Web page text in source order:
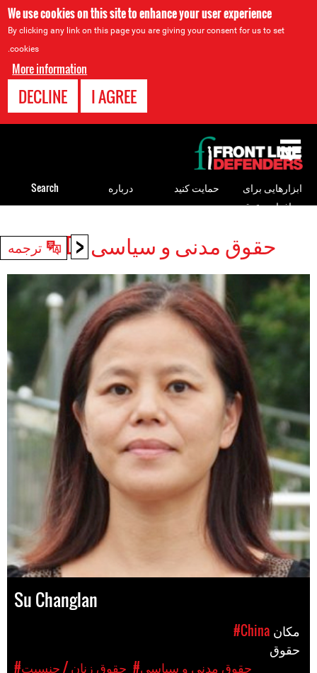
We use cookies on this site to enhance your user experience
By clicking any link on this page you are giving your consent for us to set
cookies.
More information
I AGREE
DECLINE
< ترجمه
top
حقوق مدنی و سیاسی HRDs
Su Changlan
#China
#حقوق زنان / جنسیت
#حقوق مدنی و سیاسی
to
top
ابزارهایی برای
مدافعان حقوق
حمایت کنید درباره Search